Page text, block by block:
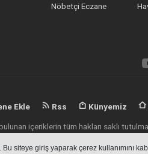
siteye giriş yaparak çerez kullanımını
Nöbetçi Eczane
Ekle Rss Künyemiz
içeriklerin tüm hakları saklı